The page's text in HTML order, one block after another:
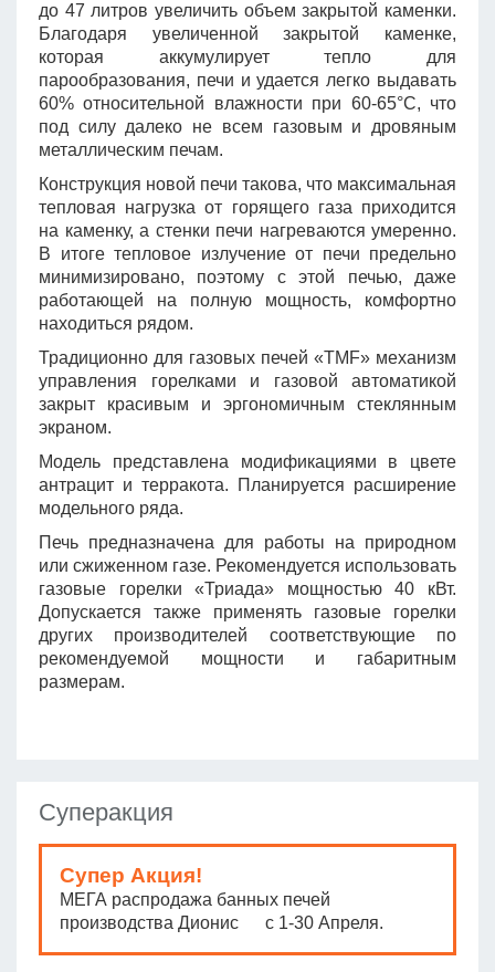
до 47 литров увеличить объем закрытой каменки.
Благодаря увеличенной закрытой каменке,
которая аккумулирует тепло для
парообразования, печи и удается легко выдавать
60% относительной влажности при 60-65°C, что
под силу далеко не всем газовым и дровяным
металлическим печам.
Конструкция новой печи такова, что максимальная
тепловая нагрузка от горящего газа приходится
на каменку, а стенки печи нагреваются умеренно.
В итоге тепловое излучение от печи предельно
минимизировано, поэтому с этой печью, даже
работающей на полную мощность, комфортно
находиться рядом.
Традиционно для газовых печей «TMF» механизм
управления горелками и газовой автоматикой
закрыт красивым и эргономичным стеклянным
экраном.
Модель представлена модификациями в цвете
антрацит и терракота. Планируется расширение
модельного ряда.
Печь предназначена для работы на природном
или сжиженном газе. Рекомендуется использовать
газовые горелки «Триада» мощностью 40 кВт.
Допускается также применять газовые горелки
других производителей соответствующие по
рекомендуемой мощности и габаритным
размерам.
Суперакция
Супер Акция!
МЕГА распродажа банных печей
производства Дионис с 1-30 Апреля.